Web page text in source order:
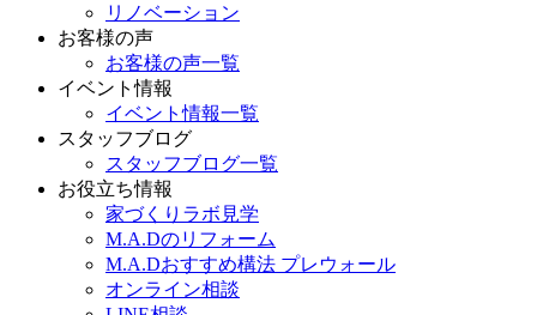
リノベーション
お客様の声
お客様の声一覧
イベント情報
イベント情報一覧
スタッフブログ
スタッフブログ一覧
お役立ち情報
家づくりラボ見学
M.A.Dのリフォーム
M.A.Dおすすめ構法 プレウォール
オンライン相談